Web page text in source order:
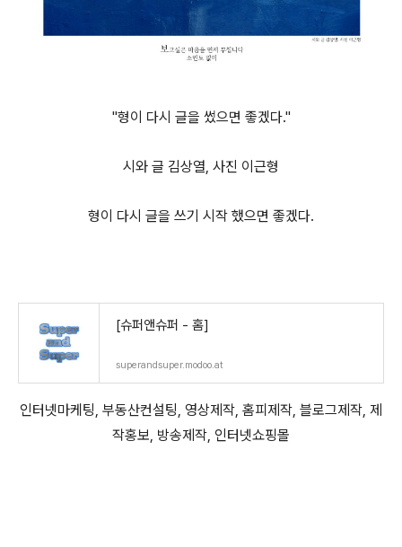
"형이 다시 글을 썼으면 좋겠다."
시와 글 김상열, 사진 이근형
형이 다시 글을 쓰기 시작 했으면 좋겠다.
[슈퍼앤슈퍼 - 홈]
superandsuper.modoo.at
인터넷마케팅, 부동산컨설팅, 영상제작, 홈피제작, 블로그제작, 제
작홍보, 방송제작, 인터넷쇼핑몰